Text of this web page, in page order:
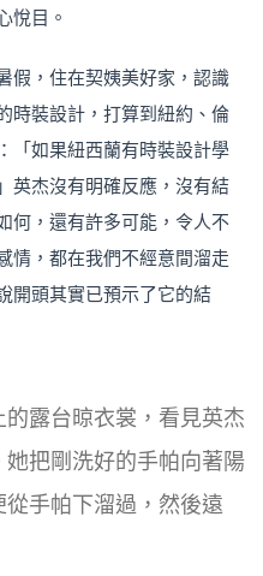
悅目。
假，住在契姨美好家，認識
時裝設計，打算到紐約、倫
「如果紐西蘭有時裝設計學
英杰沒有明確反應，沒有結
何，還有許多可能，令人不
情，都在我們不經意間溜走
開頭其實已預示了它的結
露台晾衣裳，看見英杰
把剛洗好的手帕向著陽
手帕下溜過，然後遠